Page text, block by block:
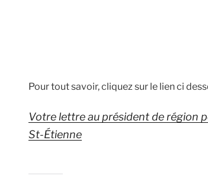
Pour tout savoir, cliquez sur le lien ci
Votre lettre au président de région
St-Étienne